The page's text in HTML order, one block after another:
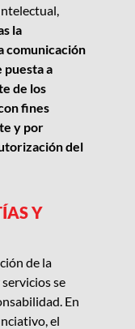
la
comunicación
puesta a
de los
fines
y por
del
Y
de la
se
En
el